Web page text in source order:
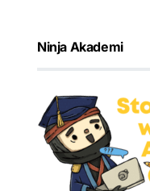
Ninja Akademi